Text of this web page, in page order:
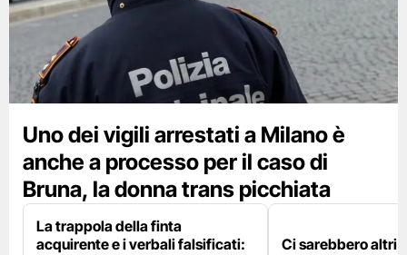
Uno dei vigili arrestati a Milano è
anche a processo per il caso di
Bruna, la donna trans picchiata
La trappola della finta
acquirente e i verbali falsificati:
Ci sarebbero altri